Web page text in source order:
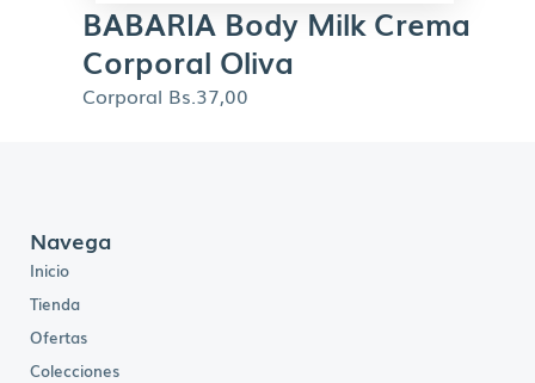
BABARIA Body Milk Crema
Corporal Oliva
Corporal Bs.37,00
Navega
Inicio
Tienda
Ofertas
Colecciones